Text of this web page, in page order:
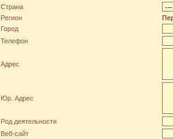
Страна
Регион
Город
Телефон
Адрес
Юр. Адрес
Род деятельности
Веб-сайт